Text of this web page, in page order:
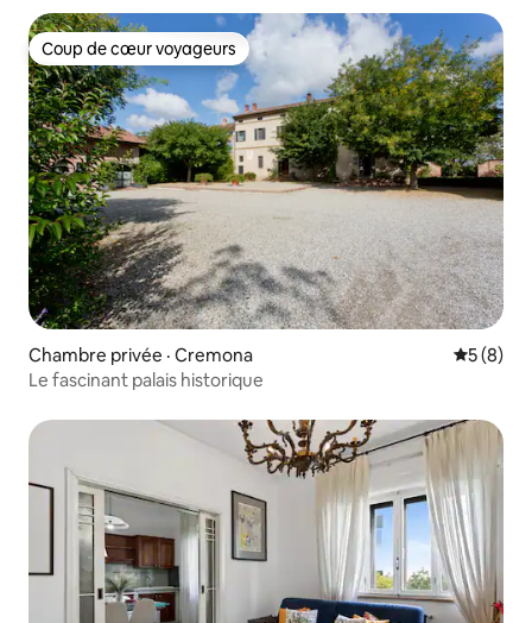
Coup de cœur voyageurs
Coup de cœur voyageurs
Chambre privée · Cremona Note
5 (8)
Le fascinant palais historique